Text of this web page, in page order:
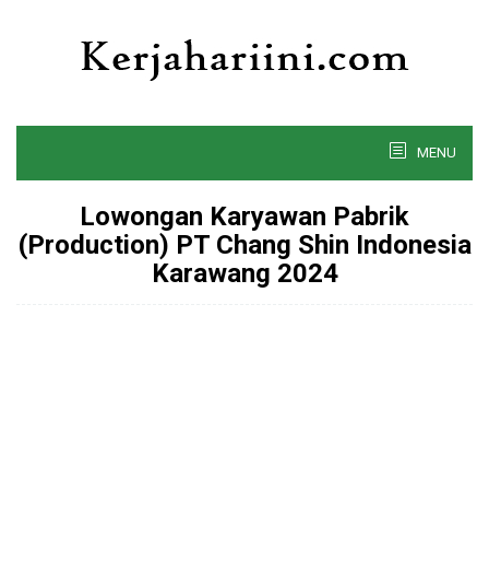
MENU
Lowongan Karyawan Pabrik
(Production) PT Chang Shin Indonesia
Karawang 2024